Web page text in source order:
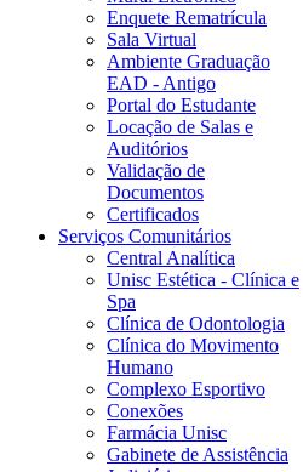
Enquete Rematrícula
Sala Virtual
Ambiente Graduação
EAD - Antigo
Portal do Estudante
Locação de Salas e
Auditórios
Validação de
Documentos
Certificados
Serviços Comunitários
Central Analítica
Unisc Estética - Clínica e
Spa
Clínica de Odontologia
Clínica do Movimento
Humano
Complexo Esportivo
Conexões
Farmácia Unisc
Gabinete de Assistência